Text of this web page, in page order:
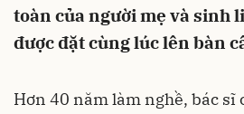
toàn của người mẹ và sinh
được đặt cùng lúc lên bàn
Hơn 40 năm làm nghề, bác sĩ